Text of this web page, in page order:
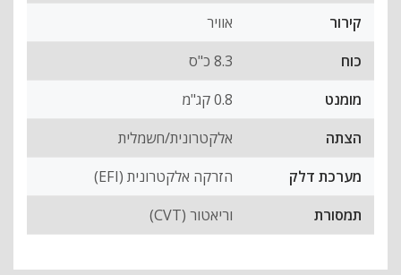
קירור
אוויר
כוח
8.3 כ"ס
מומנט
0.8 קג"מ
הצתה
אלקטרונית/חשמלית
מערכת דלק
הזרקה אלקטרונית (EFI)
תמסורת
וריאטור (CVT)